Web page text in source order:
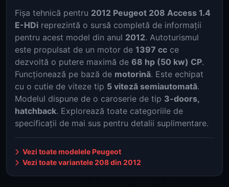
Fișa tehnică pentru 2012 Peugeot 208 Access 1.4
E-HDi reprezintă o sursă completă de informații
pentru acest model din anul 2012. Autoturismul
este propulsat de un motor de 1397 cc ce
dezvoltă o putere maximă de 68 hp (50 kw) CP.
Funcționează pe bază de motorină. Este echipat
cu o cutie de viteze tip 5 viteză semiautomată.
Modelul dispune de o caroserie de tip 3-doors,
hatchback. Explorează toate categoriile de
specificații de mai sus pentru detalii suplimentare.
Vezi toate modelele Peugeot
Vezi toate variantele 208 din 2012